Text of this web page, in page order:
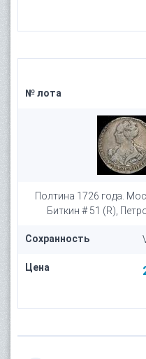
№ лота
Полтина 1726 года.
Биткин # 51 (R),
Сохранность
Цена